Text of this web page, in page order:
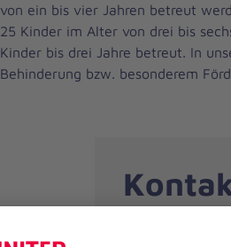
von ein bis vier Jahren betreut
25 Kinder im Alter von drei bis
Kinder bis drei Jahre betreut. In
Behinderung bzw. besonderem